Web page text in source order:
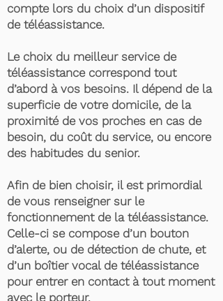
compte lors du choix d’un dispositif
de téléassistance.
Le choix du meilleur service de
téléassistance correspond tout
d’abord à vos besoins. Il dépend de la
superficie de votre domicile, de la
proximité de vos proches en cas de
besoin, du coût du service, ou encore
des habitudes du senior.
Afin de bien choisir, il est primordial
de vous renseigner sur le
fonctionnement de la téléassistance.
Celle-ci se compose d’un bouton
d’alerte, ou de détection de chute, et
d’un boîtier vocal de téléassistance
pour entrer en contact à tout moment
avec le porteur.